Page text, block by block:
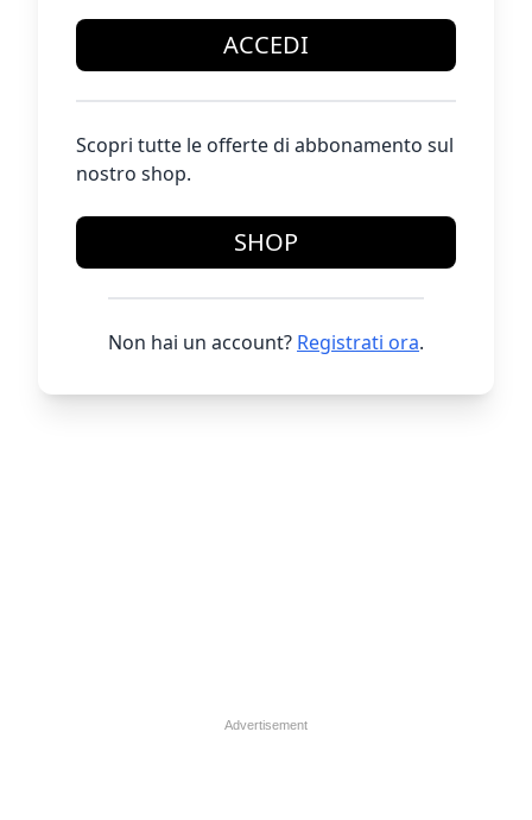
ACCEDI
Scopri tutte le offerte di abbonamento sul
nostro shop.
SHOP
Non hai un account? Registrati ora.